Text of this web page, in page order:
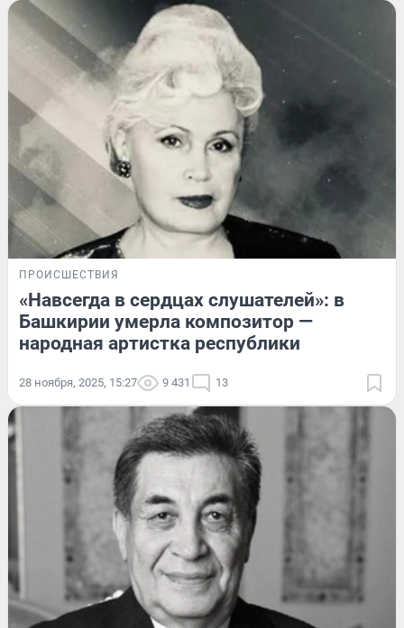
ПРОИСШЕСТВИЯ
«Навсегда в сердцах слушателей»: в
Башкирии умерла композитор —
народная артистка республики
28 ноября, 2025, 15:27 9 431 13